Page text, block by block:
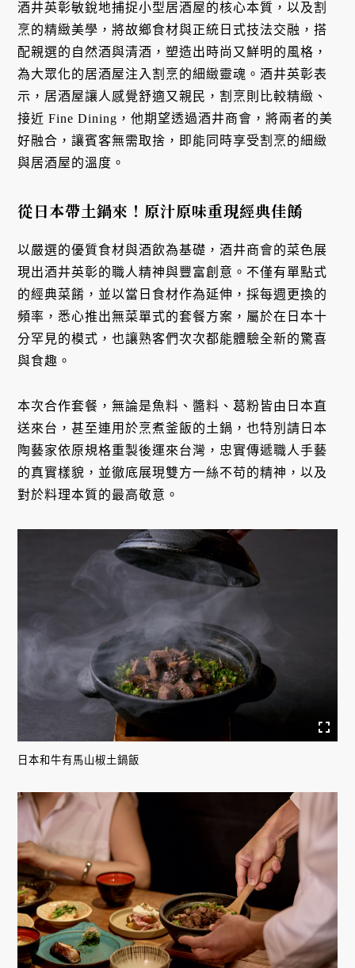
酒井英彰敏銳地捕捉小型居酒屋的核心本質，以及割
烹的精緻美學，將故鄉食材與正統日式技法交融，搭
配親選的自然酒與清酒，塑造出時尚又鮮明的風格，
為大眾化的居酒屋注入割烹的細緻靈魂。酒井英彰表
示，居酒屋讓人感覺舒適又親民，割烹則比較精緻、
接近 Fine Dining，他期望透過酒井商會，將兩者的美
好融合，讓賓客無需取捨，即能同時享受割烹的細緻
與居酒屋的溫度。
從日本帶土鍋來！原汁原味重現經典佳餚
以嚴選的優質食材與酒飲為基礎，酒井商會的菜色展
現出酒井英彰的職人精神與豐富創意。不僅有單點式
的經典菜餚，並以當日食材作為延伸，採每週更換的
頻率，悉心推出無菜單式的套餐方案，屬於在日本十
分罕見的模式，也讓熟客們次次都能體驗全新的驚喜
與食趣。
本次合作套餐，無論是魚料、醬料、葛粉皆由日本直
送來台，甚至連用於烹煮釜飯的土鍋，也特別請日本
陶藝家依原規格重製後運來台灣，忠實傳遞職人手藝
的真實樣貌，並徹底展現雙方一絲不苟的精神，以及
對於料理本質的最高敬意。
日本和牛有馬山椒土鍋飯